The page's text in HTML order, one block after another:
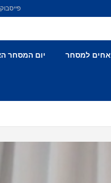
פייסבוק
אחים למסחר יום המסחר